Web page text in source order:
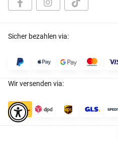
Sicher bezahlen via:
Wir versenden via: